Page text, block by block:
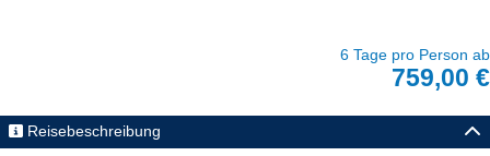
6 Tage pro Person ab
759,00 €
Reisebeschreibung